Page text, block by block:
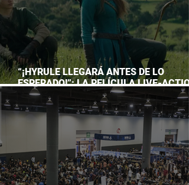
“¡HYRULE LLEGARÁ ANTES DE LO
ESPERADO!”: LA PELÍCULA LIVE-
DE THE LEGEND OF ZELDA ADELANTA
ESTRENO